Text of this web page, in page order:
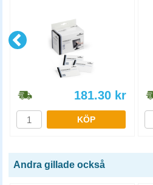
181.30 kr
KÖP
Andra gillade också